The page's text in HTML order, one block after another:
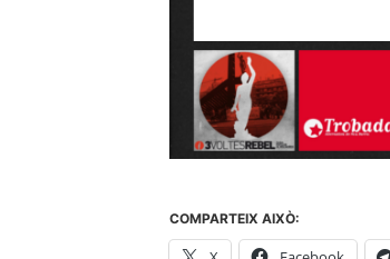
COMPARTEIX AIXÒ: